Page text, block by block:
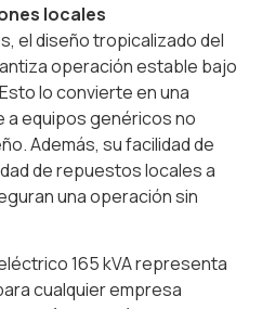
locales
el diseño tropicalizado del
operación estable bajo
lo convierte en una
equipos genéricos no
Además, su facilidad de
de repuestos locales a
una operación sin
165 kVA representa
cualquier empresa